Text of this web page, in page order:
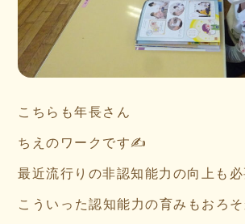
こちらも年長さん
ちえのワークです✍
最近流行りの非認知能力の向上も必
こういった認知能力の育みもおろ